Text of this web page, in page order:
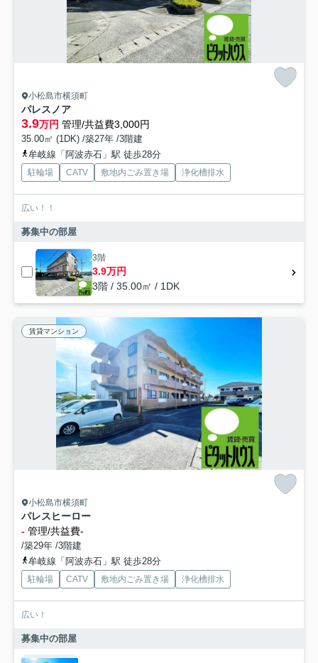
小松島市横須町
パレスノア
3.9万円 管理/共益費3,000円
35.00㎡ (1DK) /築27年 /3階建
牟岐線「阿波赤石」駅 徒歩28分
駐輪場 CATV 敷地内ごみ置き場 浄化槽排水
広い！！
募集中の部屋
3階
3.9万円
3階 / 35.00㎡ / 1DK
賃貸マンション
小松島市横須町
パレスヒーロー
- 管理/共益費-
/築29年 /3階建
牟岐線「阿波赤石」駅 徒歩28分
駐輪場 CATV 敷地内ごみ置き場 浄化槽排水
広い！
募集中の部屋